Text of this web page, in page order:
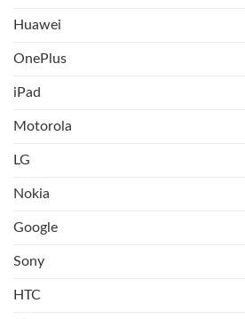
Huawei
OnePlus
iPad
Motorola
LG
Nokia
Google
Sony
HTC